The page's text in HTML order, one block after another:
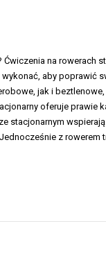
Ćwiczenia na rowerach
aby poprawić
jak i beztlenowe,
oferuje prawie
stacjonarnym
z rowerem